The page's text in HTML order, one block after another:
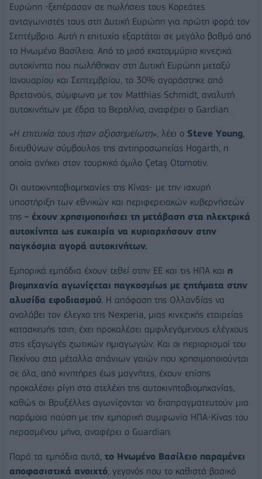
Ευρώπη -ξεπέρασαν σε πωλήσεις τους Κορεάτες
ανταγωνιστές τους στη Δυτική Ευρώπη για πρώτη φορά τον
Σεπτέμβριο. Αυτή η επιτυχία εξαρτάται σε μεγάλο βαθμό από
το Ηνωμένο Βασίλειο. Από το μισό εκατομμύριο κινεζικά
αυτοκίνητα που πωλήθηκαν στη Δυτική Ευρώπη μεταξύ
Ιανουαρίου και Σεπτεμβρίου, το 30% αγοράστηκε από
Βρετανούς, σύμφωνα με τον Matthias Schmidt, αναλυτή
αυτοκινήτων με έδρα το Βερολίνο, αναφέρει ο Gardian.
«Η επιτυχία τους ήταν αξιοσημείωτη», λέει ο Steve Young,
διευθύνων σύμβουλος της αντιπροσωπείας Hogarth, η
οποία ανήκει στον τουρκικό όμιλο Çetaş Otomotiv.
Οι αυτοκινητοβιομηχανίες της Κίνας- με την ισχυρή
υποστήριξη των εθνικών και περιφερειακών κυβερνήσεών
της - έχουν χρησιμοποιήσει τη μετάβαση στα ηλεκτρικά
αυτοκίνητα ως ευκαιρία να κυριαρχήσουν στην
παγκόσμια αγορά αυτοκινήτων.
Εμπορικά εμπόδια έχουν τεθεί στην ΕΕ και τις ΗΠΑ και η
βιομηχανία αγωνίζεται παγκοσμίως με ζητήματα στην
αλυσίδα εφοδιασμού. Η απόφαση της Ολλανδίας να
αναλάβει τον έλεγχο της Nexperia, μιας κινεζικής εταιρείας
κατασκευής τσιπ, έχει προκαλέσει αμφιλεγόμενους ελέγχους
στις εξαγωγές ζωτικών ημιαγωγών. Και οι περιορισμοί του
Πεκίνου στα μέταλλα σπάνιων γαιών που χρησιμοποιούνται
σε όλα, από κινητήρες έως μαγνήτες, έχουν επίσης
προκαλέσει ρίγη στα στελέχη της αυτοκινητοβιομηχανίας,
καθώς οι Βρυξέλλες αγωνίζονται να διαπραγματευτούν μια
παρόμοια παύση με την εμπορική συμφωνία ΗΠΑ-Κίνας του
περασμένου μήνα, αναφέρει ο Guardian.
Παρά τα εμπόδια αυτά, το Ηνωμένο Βασίλειο παραμένει
αποφασιστικά ανοιχτό, γεγονός που το καθιστά βασικό